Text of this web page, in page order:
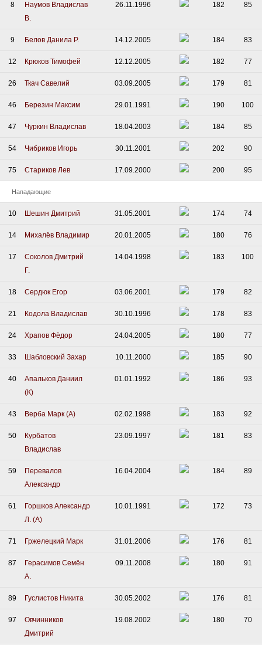
8
Наумов Владислав
В.
26.11.1996 182 85
9 Белов Данила Р. 14.12.2005 184 83
12 Крюков Тимофей 12.12.2005 182 77
26 Ткач Савелий 03.09.2005 179 81
46 Березин Максим 29.01.1991 190 100
47 Чуркин Владислав 18.04.2003 184 85
54 Чибриков Игорь 30.11.2001 202 90
75 Стариков Лев 17.09.2000 200 95
Нападающие
10 Шешин Дмитрий 31.05.2001 174 74
14 Михалёв Владимир 20.01.2005 180 76
17
Соколов Дмитрий
Г.
14.04.1998 183 100
18 Сердюк Егор 03.06.2001 179 82
21 Кодола Владислав 30.10.1996 178 83
24 Храпов Фёдор 24.04.2005 180 77
33 Шабловский Захар 10.11.2000 185 90
40
Апальков Даниил
(К)
01.01.1992 186 93
43 Верба Марк (А) 02.02.1998 183 92
50
Курбатов
Владислав
23.09.1997 181 83
59
Перевалов
Александр
16.04.2004 184 89
61
Горшков Александр
Л. (А)
10.01.1991 172 73
71 Гржелецкий Марк 31.01.2006 176 81
87
Герасимов Семён
А.
09.11.2008 180 91
89 Гуслистов Никита 30.05.2002 176 81
97
Овчинников
Дмитрий
19.08.2002 180 70